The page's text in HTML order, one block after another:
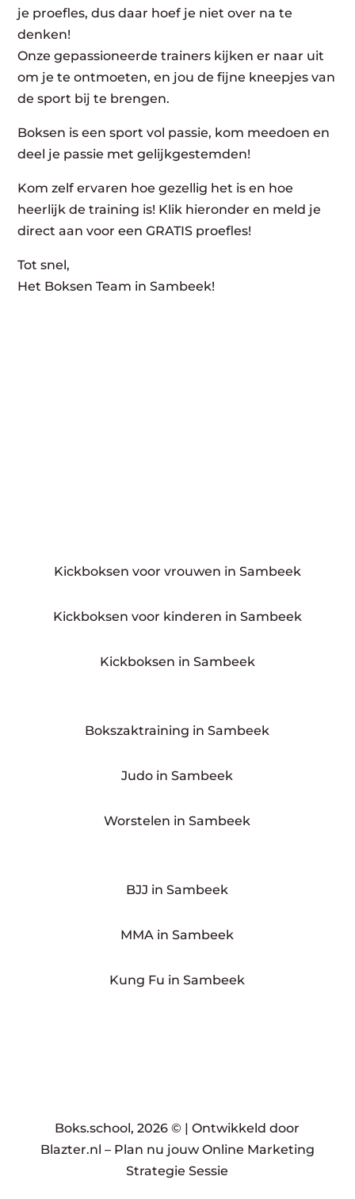
je proefles, dus daar hoef je niet over na te
denken!
Onze gepassioneerde trainers kijken er naar uit
om je te ontmoeten, en jou de fijne kneepjes van
de sport bij te brengen.
Boksen is een sport vol passie, kom meedoen en
deel je passie met gelijkgestemden!
Kom zelf ervaren hoe gezellig het is en hoe
heerlijk de training is! Klik hieronder en meld je
direct aan voor een GRATIS proefles!
Tot snel,
Het Boksen Team in Sambeek!
Kickboksen voor vrouwen in Sambeek
Kickboksen voor kinderen in Sambeek
Kickboksen in Sambeek
Bokszaktraining in Sambeek
Judo in Sambeek
Worstelen in Sambeek
BJJ in Sambeek
MMA in Sambeek
Kung Fu in Sambeek
Boks.school, 2026 © |Ontwikkeld door
Blazter.nl – Plan nu jouw Online Marketing
Strategie Sessie